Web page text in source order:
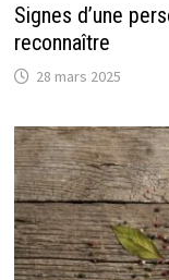
Signes d’une
reconnaître
28 mars 2025